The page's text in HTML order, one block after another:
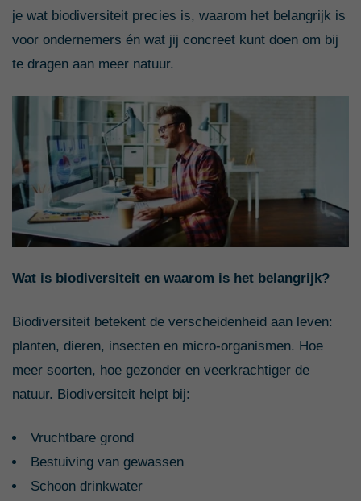
je wat biodiversiteit precies is, waarom het belangrijk is
voor ondernemers én wat jij concreet kunt doen om bij
te dragen aan meer natuur.
Wat is biodiversiteit en waarom is het belangrijk?
Biodiversiteit betekent de verscheidenheid aan leven:
planten, dieren, insecten en micro-organismen. Hoe
meer soorten, hoe gezonder en veerkrachtiger de
natuur. Biodiversiteit helpt bij:
Vruchtbare grond
Bestuiving van gewassen
Schoon drinkwater